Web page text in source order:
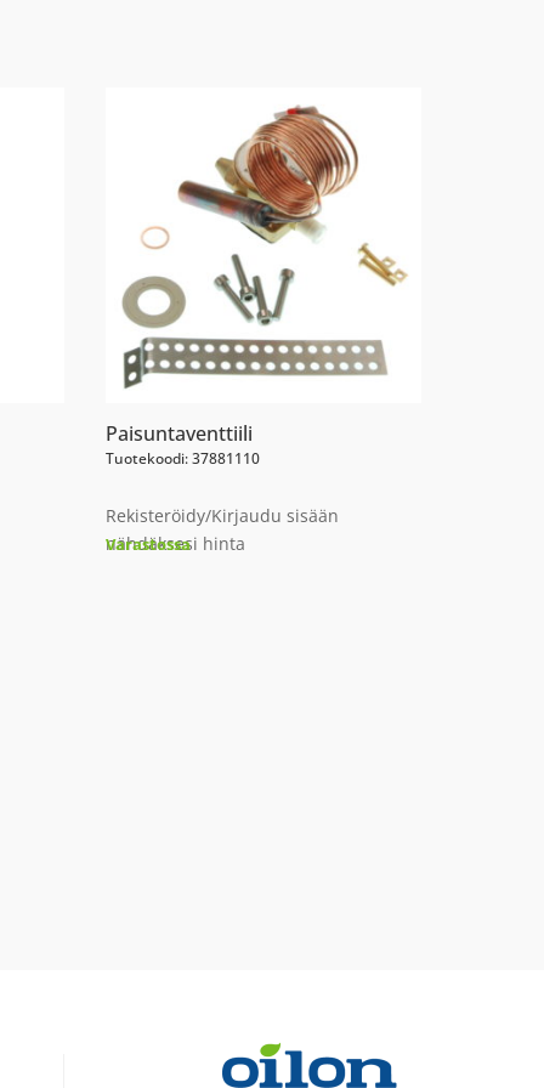
Paisuntaventtiili
Tuotekoodi: 37881110
Rekisteröidy/Kirjaudu sisään
nähdäksesi hinta
Varastossa